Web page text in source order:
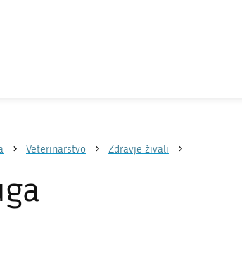
Veterinarstvo Zdravje živali